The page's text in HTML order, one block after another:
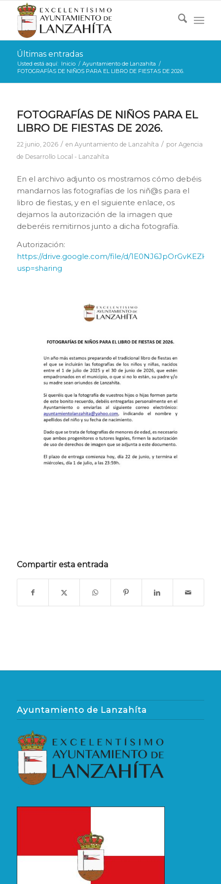
Últimas entradas
Usted está aquí: Inicio / Ayuntamiento de Lanzahíta /
FOTOGRAFÍAS DE NIÑOS PARA EL LIBRO DE FIESTAS DE 2026.
FOTOGRAFÍAS DE NIÑOS PARA EL
LIBRO DE FIESTAS DE 2026.
22 junio, 2026 / en Ayuntamiento de Lanzahíta / por Agencia
de Desarrollo Local - Lanzahíta
En el archivo adjunto os mostramos cómo debéis
mandarnos las fotografías de los niñ@s para el
libro de fiestas, y en el siguiente enlace, os
dejamos la autorización de la imagen que
deberéis remitirnos junto a dicha fotografía.
Autorización:
https://drive.google.com/file/d/
usp=sharing
Compartir esta entrada
Ayuntamiento de Lanzahíta